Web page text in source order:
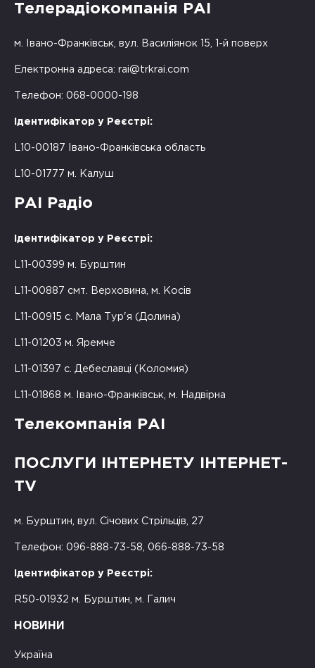
Телерадіокомпанія РАІ
м. Івано-Франківськ, вул. Василіянок 15, 1-й поверх
Електронна адреса: rai@trkrai.com
Телефон: 068-0000-198
Ідентифікатор у Реєстрі:
L10-00187 Івано-Франківська область
L10-01777 м. Калуш
РАІ Радіо
Ідентифікатор у Реєстрі:
L11-00399 м. Бурштин
L11-00887 смт. Верховина, м. Косів
L11-00915 с. Мала Тур'я (Долина)
L11-01203 м. Яремче
L11-01397 с. Дебеславці (Коломия)
L11-01868 м. Івано-Франківськ, м. Надвірна
Телекомпанія РАІ
ПОСЛУГИ ІНТЕРНЕТУ ІНТЕРНЕТ-
TV
м. Бурштин, вул. Січових Стрільців, 27
Телефон: 096-888-73-58, 066-888-73-58
Ідентифікатор у Реєстрі:
R50-01932 м. Бурштин, м. Галич
НОВИНИ
Україна